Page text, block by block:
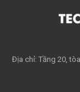
Địa chỉ: Tầng 20,